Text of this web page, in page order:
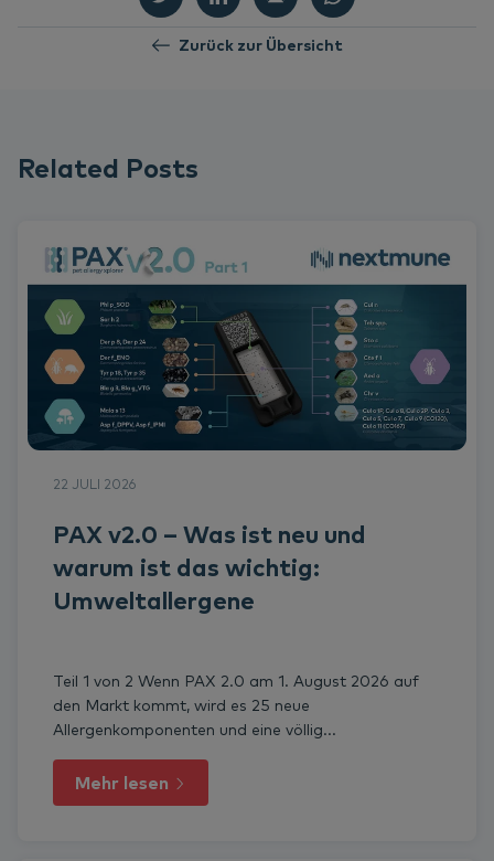
Zurück zur Übersicht
Related Posts
22 JULI 2026
PAX v2.0 – Was ist neu und
warum ist das wichtig:
Umweltallergene
Teil 1 von 2 Wenn PAX 2.0 am 1. August 2026 auf
den Markt kommt, wird es 25 neue
Allergenkomponenten und eine völlig...
Mehr lesen